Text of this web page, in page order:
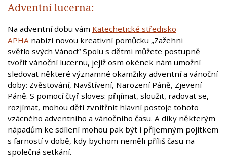
Adventní lucerna:
Na adventní dobu vám Katechetické středisko
APHA nabízí novou kreativní pomůcku „Zažehni
světlo svých Vánoc!“ Spolu s dětmi můžete postupně
tvořit vánoční lucernu, jejíž osm okének nám umožní
sledovat některé významné okamžiky adventní a vánoční
doby: Zvěstování, Navštívení, Narození Páně, Zjevení
Páně. S pomocí čtyř sloves: přijímat, sloužit, radovat se,
rozjímat, mohou děti zvnitřnit hlavní postoje tohoto
vzácného adventního a vánočního času. A díky některým
nápadům ke sdílení mohou pak být i příjemným pojítkem
s farností v době, kdy bychom neměli příliš času na
společná setkání.